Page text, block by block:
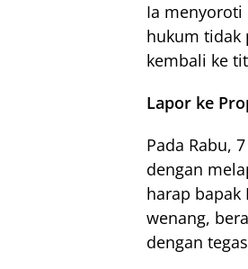
Ia menyoroti
hukum tidak
kembali ke
Lapor ke
Pada Rabu,
dengan
harap bapak
wenang,
dengan